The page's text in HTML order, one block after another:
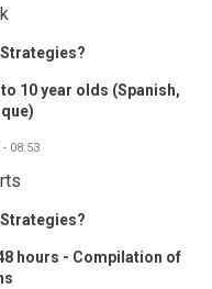
Strategies?
10 year olds (Spanish,
08:53
Strategies?
hours - Compilation of